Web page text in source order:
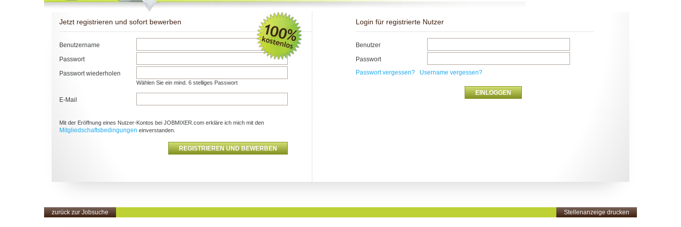
Jetzt registrieren und sofort bewerben
Benutzername
Passwort
Passwort wiederholen
Wählen Sie ein mind. 6 stelliges Passwort
E-Mail
Mit der Eröffnung eines Nutzer-Kontos bei JOBMIXER.com erkläre ich mich mit den
Mitgliedschaftsbedingungen einverstanden.
Login für registrierte Nutzer
Benutzer
Passwort
Passwort vergessen?
Username vergessen?
zurück zur Jobsuche Stellenanzeige drucken